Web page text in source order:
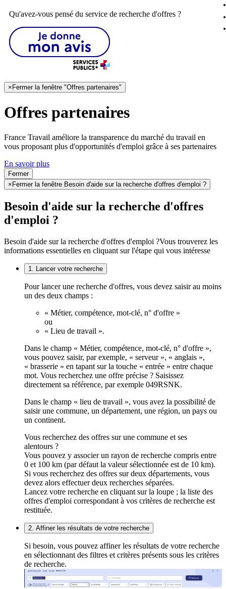
Qu'avez-vous pensé du service de recherche d'offres ?
× Fermer la fenêtre "Offres partenaires"
Offres partenaires
France Travail améliore la transparence du marché du travail en
vous proposant plus d'opportunités d'emploi grâce à ses partenaires
En savoir plus
Fermer
× Fermer la fenêtre Besoin d'aide sur la recherche d'offres d'emploi ?
Besoin d'aide sur la recherche d'offres
d'emploi ?
Besoin d'aide sur la recherche d'offres d'emploi ?Vous trouverez les
informations essentielles en cliquant sur l'étape qui vous intéresse
1. Lancer votre recherche
Pour lancer une recherche d'offres, vous devez saisir au moins
un des deux champs :
« Métier, compétence, mot-clé, n° d'offre »
ou
« Lieu de travail ».
Dans le champ « Métier, compétence, mot-clé, n° d'offre »,
vous pouvez saisir, par exemple, « serveur », « anglais »,
« brasserie » en tapant sur la touche « entrée » entre chaque
mot. Vous recherchez une offre précise ? Saisissez
directement sa référence, par exemple 049RSNK.
Dans le champ « lieu de travail », vous avez la possibilité de
saisir une commune, un département, une région, un pays ou
un continent.
Vous recherchez des offres sur une commune et ses
alentours ?
Vous pouvez y associer un rayon de recherche compris entre
0 et 100 km (par défaut la valeur sélectionnée est de 10 km).
Si vous recherchez des offres sur deux départements, vous
devez alors effectuer deux recherches séparées.
Lancez votre recherche en cliquant sur la loupe ; la liste des
offres d'emploi correspondant à vos critères de recherche est
restituée.
2. Affiner les résultats de votre recherche
Si besoin, vous pouvez affiner les résultats de votre recherche
en sélectionnant des filtres et critères présents sous les critères
de recherche.